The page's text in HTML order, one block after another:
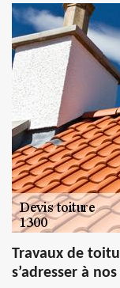
Travaux de
s’adresser à